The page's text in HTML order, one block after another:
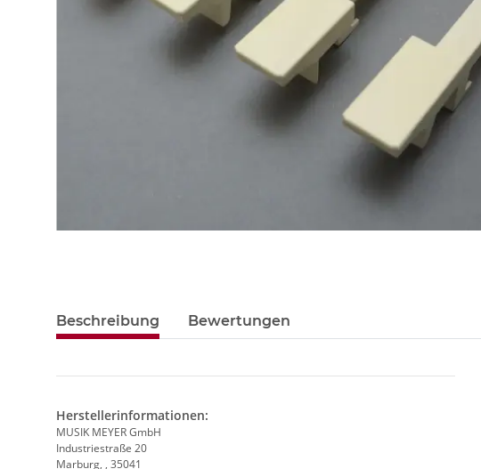
Beschreibung Bewertungen
Herstellerinformationen:
MUSIK MEYER GmbH
Industriestraße 20
Marburg, , 35041